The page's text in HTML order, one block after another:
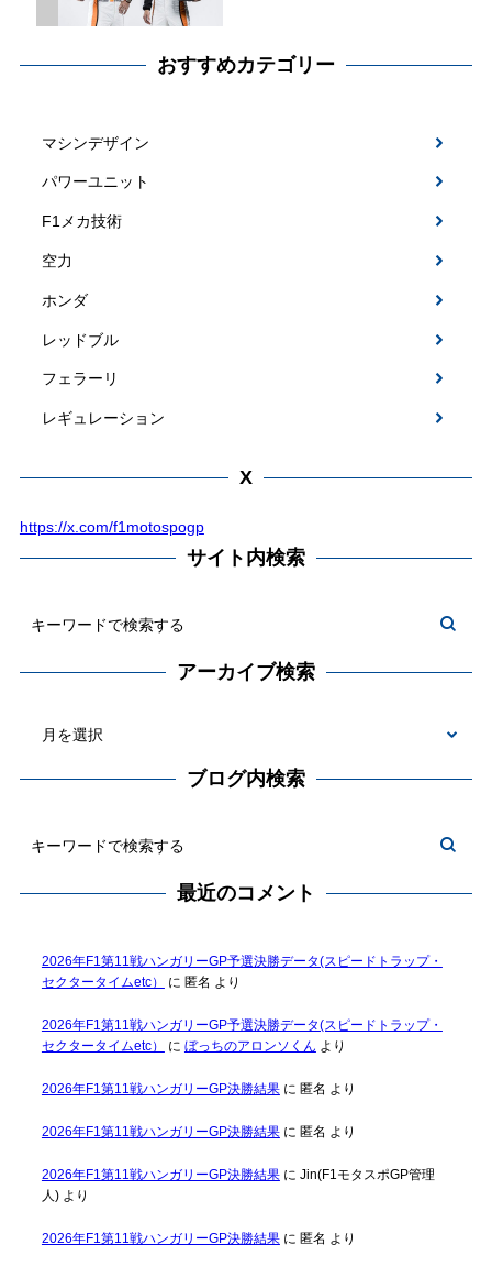
おすすめカテゴリー
マシンデザイン
パワーユニット
F1メカ技術
空力
ホンダ
レッドブル
フェラーリ
レギュレーション
X
https://x.com/f1motospogp
サイト内検索
アーカイブ検索
ブログ内検索
最近のコメント
2026年F1第11戦ハンガリーGP予選決勝データ(スピードトラップ・
セクタータイムetc）
に 匿名 より
2026年F1第11戦ハンガリーGP予選決勝データ(スピードトラップ・
セクタータイムetc）
に ぼっちのアロンソくん より
2026年F1第11戦ハンガリーGP決勝結果に 匿名 より
2026年F1第11戦ハンガリーGP決勝結果に 匿名 より
2026年F1第11戦ハンガリーGP決勝結果に Jin(F1モタスポGP管理
人)より
2026年F1第11戦ハンガリーGP決勝結果に 匿名 より